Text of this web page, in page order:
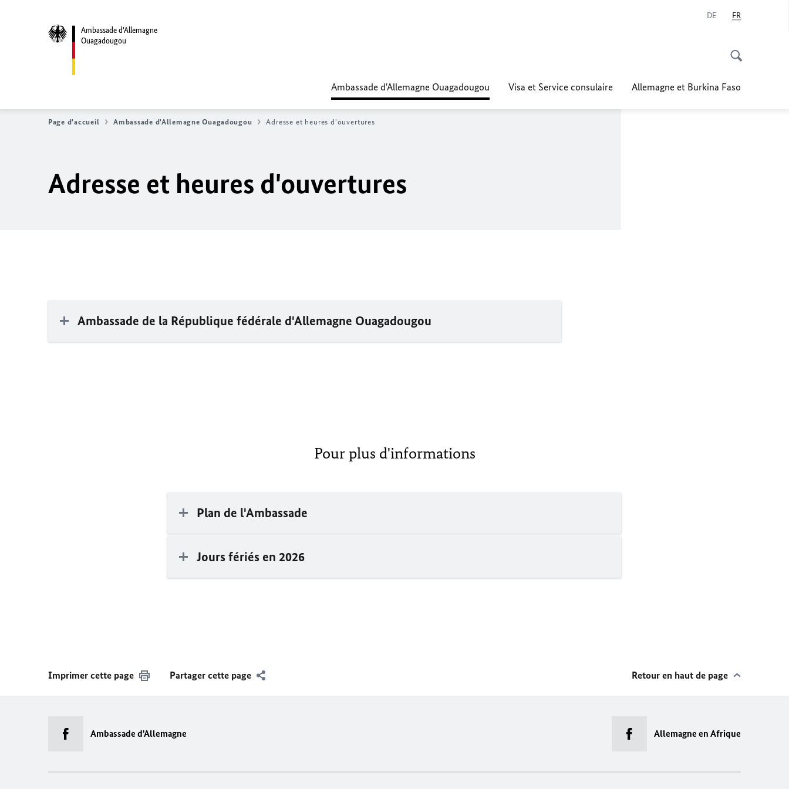
Ambassade d'Allemagne
Ouagadougou
DE FR
Ambassade d'Allemagne Ouagadougou Visa et Service consulaire Allemagne et Burkina Faso
Page d'accueil Ambassade d'Allemagne Ouagadougou Adresse et heures d'ouvertures
Adresse et heures d'ouvertures
Ambassade de la République fédérale d'Allemagne Ouagadougou
Pour plus d'informations
Plan de l'Ambassade
Jours fériés en 2026
Imprimer cette page Partager cette page Retour en haut de page
Ambassade d'Allemagne Allemagne en Afrique